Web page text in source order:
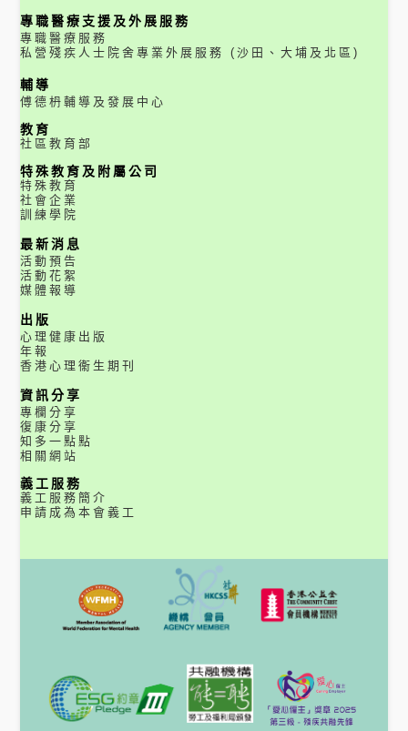
專職醫療支援及外展服務
專職醫療服務
私營殘疾人士院舍專業外展服務 (沙田、大埔及北區)
輔導
傅德枬輔導及發展中心
教育
社區教育部
特殊教育及附屬公司
特殊教育
社會企業
訓練學院
最新消息
活動預告
活動花絮
媒體報導
出版
心理健康出版
年報
香港心理衞生期刊
資訊分享
專欄分享
復康分享
知多一點點
相關網站
義工服務
義工服務簡介
申請成為本會義工